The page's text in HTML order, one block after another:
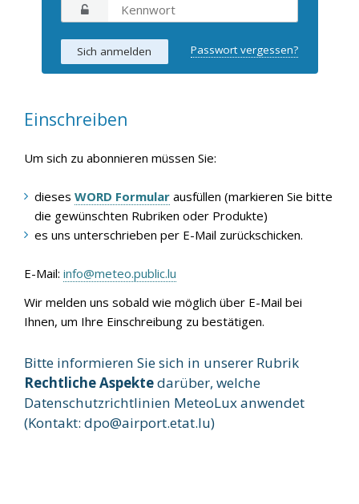
Passwort vergessen?
Einschreiben
Um sich zu abonnieren müssen Sie:
dieses WORD Formular ausfüllen (markieren Sie bitte
die gewünschten Rubriken oder Produkte)
es uns unterschrieben per E-Mail zurückschicken.
E-Mail: info@meteo.public.lu
Wir melden uns sobald wie möglich über E-Mail bei
Ihnen, um Ihre Einschreibung zu bestätigen.
Bitte informieren Sie sich in unserer Rubrik
Rechtliche Aspektedarüber, welche
Datenschutzrichtlinien MeteoLux anwendet
(Kontakt: dpo@airport.etat.lu)